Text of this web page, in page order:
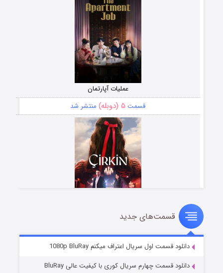
عملیات آپارتمان
قسمت ۵ (دوبله) منتشر شد
سریال زشت
قسمت۲ (زیرنویس) منتشر شد
قسمت‌های جدید
دانلود قسمت اول سریال اعتراف میکنم 1080p BluRay
دانلود قسمت چهارم سریال کوری با کیفیت عالی BluRay